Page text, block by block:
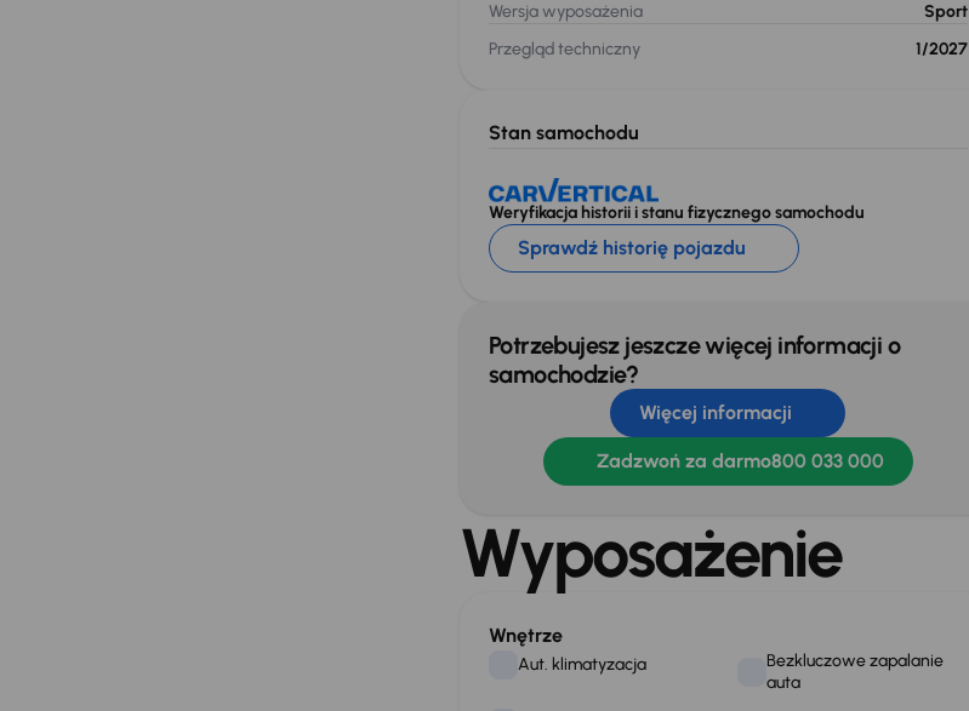
Wersja wyposażenia
Sport
Przegląd techniczny
1/2027
Stan samochodu
Weryfikacja historii i stanu fizycznego samochodu
Sprawdź historię pojazdu
Potrzebujesz jeszcze więcej informacji o
samochodzie?
Więcej informacji
Zadzwoń za darmo800 033 000
Wyposażenie
Wnętrze
Aut. klimatyzacja
Bezkluczowe zapalanie
auta